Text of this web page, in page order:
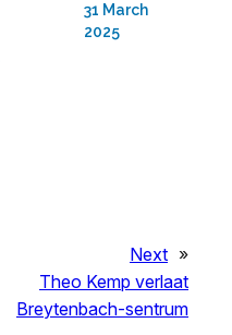
31 March
2025
Next »
Theo Kemp verlaat
Breytenbach-sentrum